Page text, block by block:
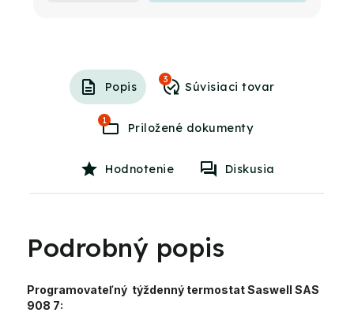
Popis
3
1
Hodnotenie Diskusia
Podrobný popis
Programovateľný týždenný termostat Saswell SAS
908 7: